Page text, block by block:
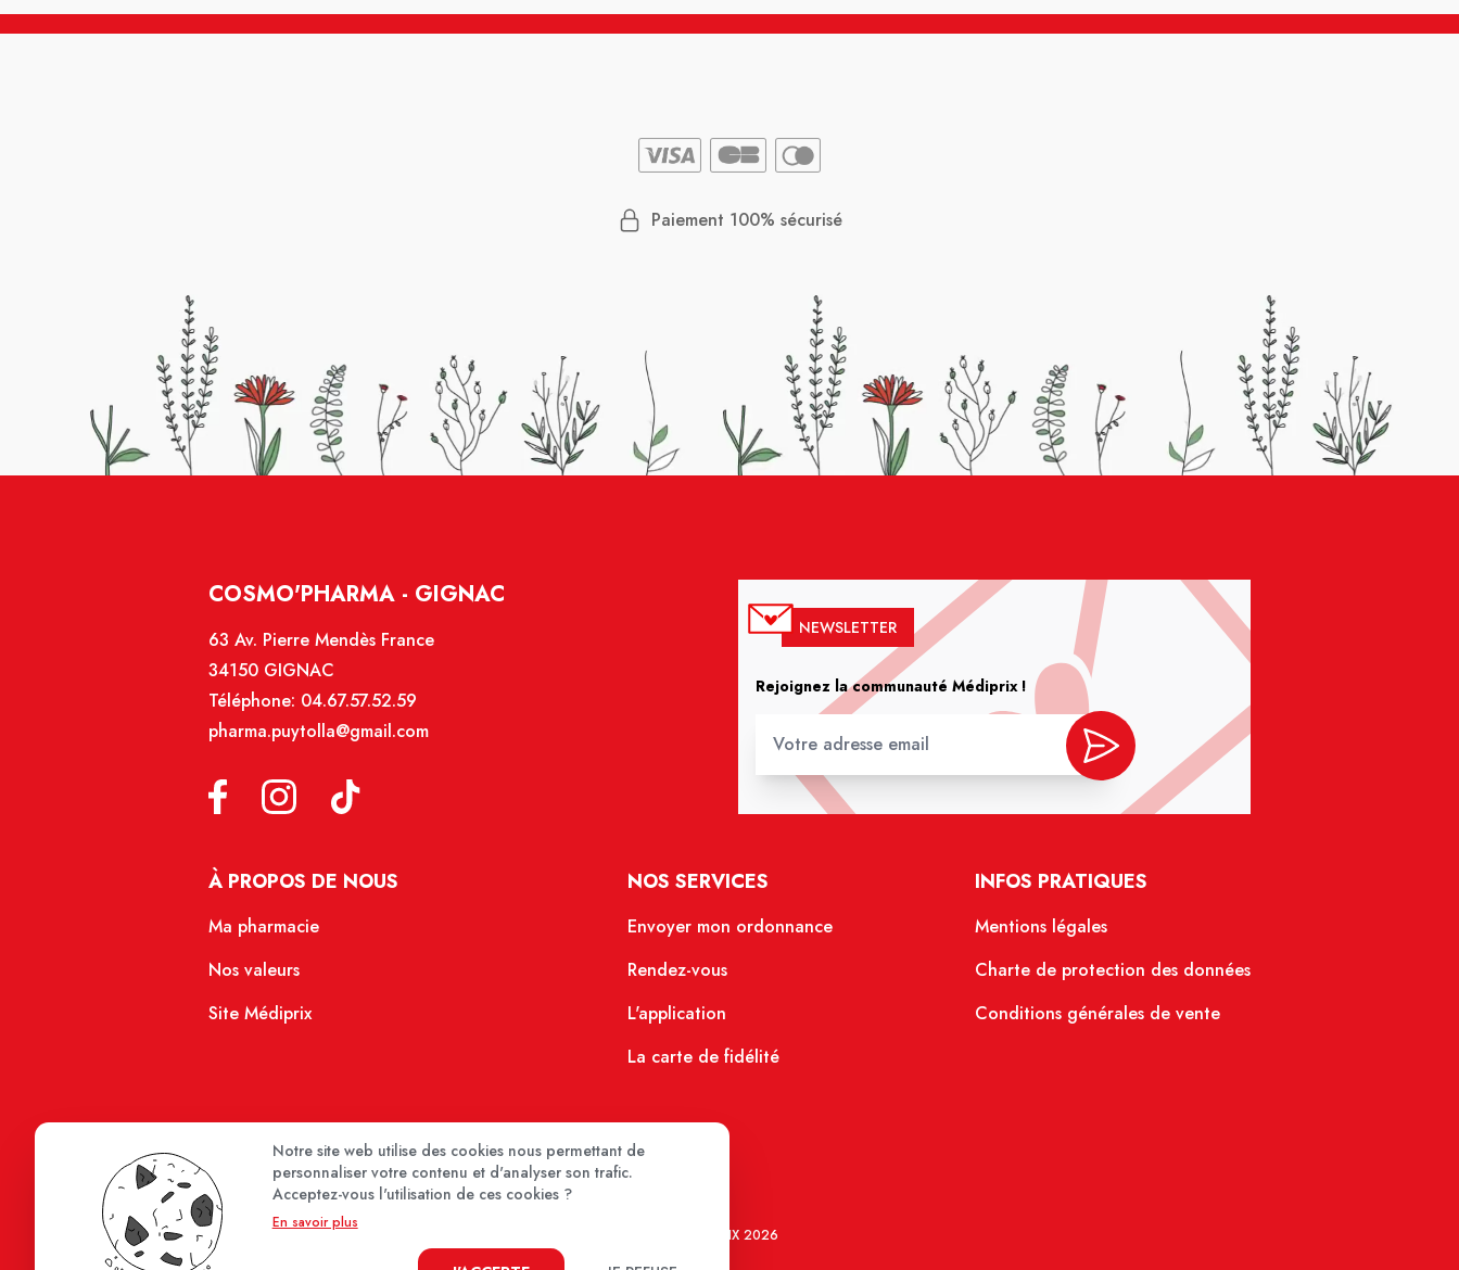
Paiement 100% sécurisé
COSMO'PHARMA - GIGNAC
63 Av. Pierre Mendès France
34150 GIGNAC
Téléphone: 04.67.57.52.59
pharma.puytolla@gmail.com
NEWSLETTER
Rejoignez la communauté Médiprix !
À PROPOS DE NOUS
Ma pharmacie
Nos valeurs
Site Médiprix
NOS SERVICES
Envoyer mon ordonnance
Rendez-vous
L'application
La carte de fidélité
INFOS PRATIQUES
Mentions légales
Charte de protection des données
Conditions générales de vente
MEDIPRIX 2026
Notre site web utilise des cookies nous permettant de
personnaliser votre contenu et d'analyser son trafic.
Acceptez-vous l'utilisation de ces cookies ?
En savoir plus